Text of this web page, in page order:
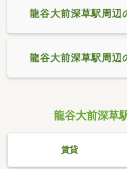
龍谷大前深草駅周辺
龍谷大前深草駅周辺
龍谷大前深草
賃貸